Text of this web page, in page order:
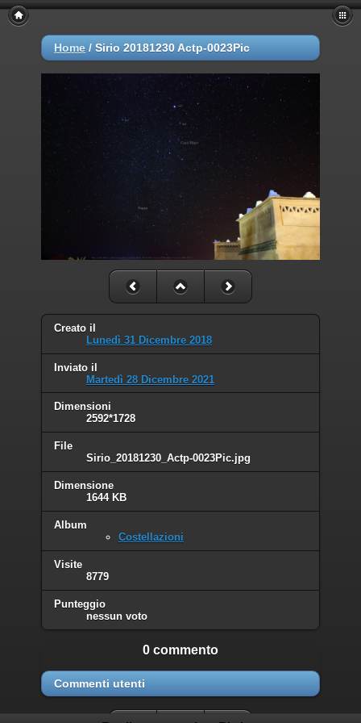
Home / Sirio 20181230 Actp-0023Pic
Creato il
Lunedì 31 Dicembre 2018
Inviato il
Martedì 28 Dicembre 2021
Dimensioni
2592*1728
File
Sirio_20181230_Actp-0023Pic.jpg
Dimensione
1644 KB
Album
Costellazioni
Visite
8779
Punteggio
nessun voto
0 commento
Commenti utenti